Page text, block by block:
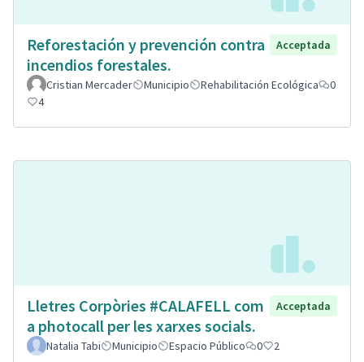
Reforestación y prevención contra
incendios forestales.
Acceptada
Cristian Mercader Municipio Rehabilitación Ecológica
0
4
Lletres Corpòries #CALAFELL com
a photocall per les xarxes socials.
Acceptada
Natalia Tabi Municipio Espacio Público 0 2